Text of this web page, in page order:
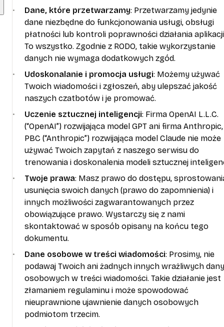
Dane, które przetwarzamy: Przetwarzamy jedynie
dane niezbędne do funkcjonowania usługi, obsługi
płatności lub kontroli poprawności działania
To wszystko. Zgodnie z RODO, takie wykorzystanie
danych nie wymaga dodatkowych zgód.
Udoskonalanie i promocja usługi: Możemy używać
Twoich wiadomości i zgłoszeń, aby ulepszać jakość
naszych czatbotów i je promować.
Uczenie sztucznej inteligencji: Firma OpenAI L.L.C.
(“OpenAI”) rozwijająca model GPT ani firma Anthropic,
PBC (“Anthropic”) rozwijająca model Claude nie może
używać Twoich zapytań z naszego serwisu do
trenowania i doskonalenia modeli sztucznej
Twoje prawa: Masz prawo do dostępu,
usunięcia swoich danych (prawo do zapomnienia) i
innych możliwości zagwarantowanych przez
obowiązujące prawo. Wystarczy się z nami
skontaktować w sposób opisany na końcu tego
dokumentu.
Dane osobowe w treści wiadomości: Prosimy, nie
podawaj Twoich ani żadnych innych wrażliwych
osobowych w treści wiadomości. Takie działanie jest
złamaniem regulaminu i może spowodować
nieuprawnione ujawnienie danych osobowych
podmiotom trzecim.